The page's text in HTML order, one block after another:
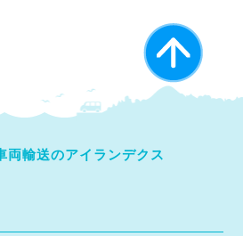
両輸送のアイランデクス